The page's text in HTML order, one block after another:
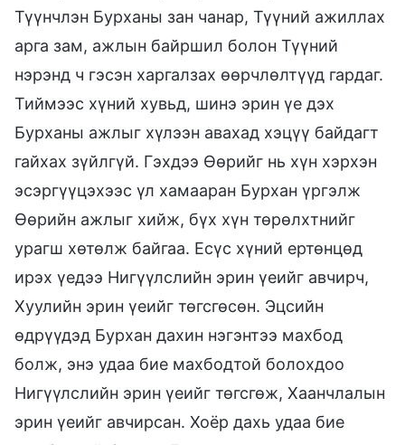
Түүнчлэн Бурханы зан чанар, Түүний ажиллах
арга зам, ажлын байршил болон Түүний
нэрэнд ч гэсэн харгалзах өөрчлөлтүүд гардаг.
Тиймээс хүний хувьд, шинэ эрин үе дэх
Бурханы ажлыг хүлээн авахад хэцүү байдагт
гайхах зүйлгүй. Гэхдээ Өөрийг нь хүн хэрхэн
эсэргүүцэхээс үл хамааран Бурхан үргэлж
Өөрийн ажлыг хийж, бүх хүн төрөлхтнийг
урагш хөтөлж байгаа. Есүс хүний ертөнцөд
ирэх үедээ Нигүүлслийн эрин үеийг авчирч,
Хуулийн эрин үеийг төгсгөсөн. Эцсийн
өдрүүдэд Бурхан дахин нэгэнтээ махбод
болж, энэ удаа бие махбодтой болохдоо
Нигүүлслийн эрин үеийг төгсгөж, Хаанчлалын
эрин үеийг авчирсан. Хоёр дахь удаа бие